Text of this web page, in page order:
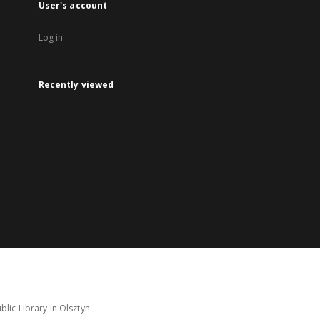
User's account
Log in
Recently viewed
Library in Olsztyn.